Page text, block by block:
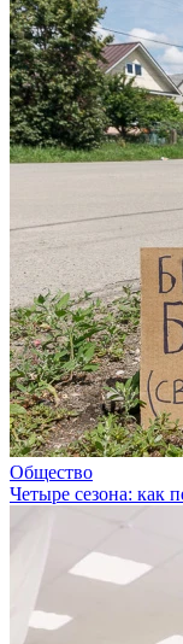
Общество
Четыре сезона: как